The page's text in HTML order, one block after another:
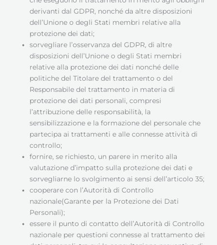
derivanti dal GDPR, nonché da altre disposizioni
dell’Unione o degli Stati membri relative alla
protezione dei dati;
sorvegliare l’osservanza del GDPR, di altre
disposizioni dell’Unione o degli Stati membri
relative alla protezione dei dati nonché delle
politiche del Titolare del trattamento o del
Responsabile del trattamento in materia di
protezione dei dati personali, compresi
l’attribuzione delle responsabilità, la
sensibilizzazione e la formazione del personale che
partecipa ai trattamenti e alle connesse attività di
controllo;
fornire, se richiesto, un parere in merito alla
valutazione d’impatto sulla protezione dei dati e
sorvegliarne lo svolgimento ai sensi dell’articolo 35;
cooperare con l’Autorità di Controllo
nazionale(Garante per la Protezione dei Dati
Personali);
essere il punto di contatto dell’Autorità di Controllo
nazionale per questioni connesse al trattamento dei